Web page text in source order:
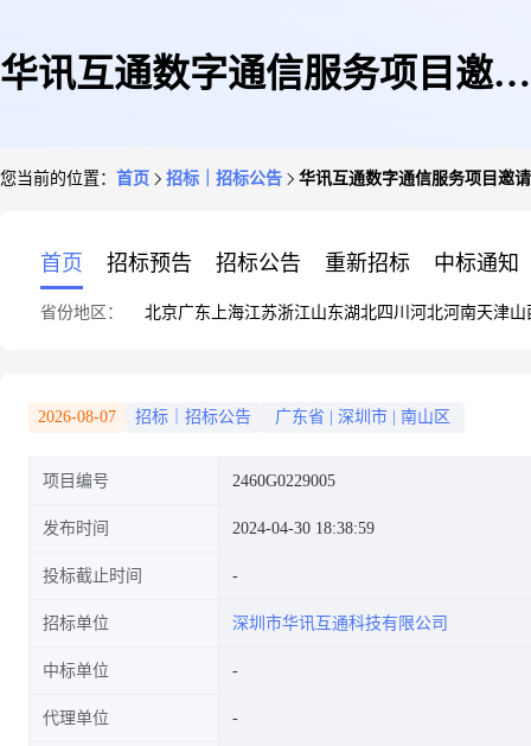
华讯互通数字通信服务项目邀请
您当前的位置： 首页 招标｜招标公告 华讯互通数字通信服务项目邀
首页 招标预告 招标公告 重新招标 中标通知
省份地区： 北京广东 上海江苏浙江山东湖北四川 河北河南天津山
2026-08-07 招标｜招标公告 广东省 深圳市 南山区
项目编号 2460G0229005
发布时间 2024-04-30 18:38:59
投标截止时间
招标单位 深圳市华讯互通科技有限公司
中标单位
代理单位